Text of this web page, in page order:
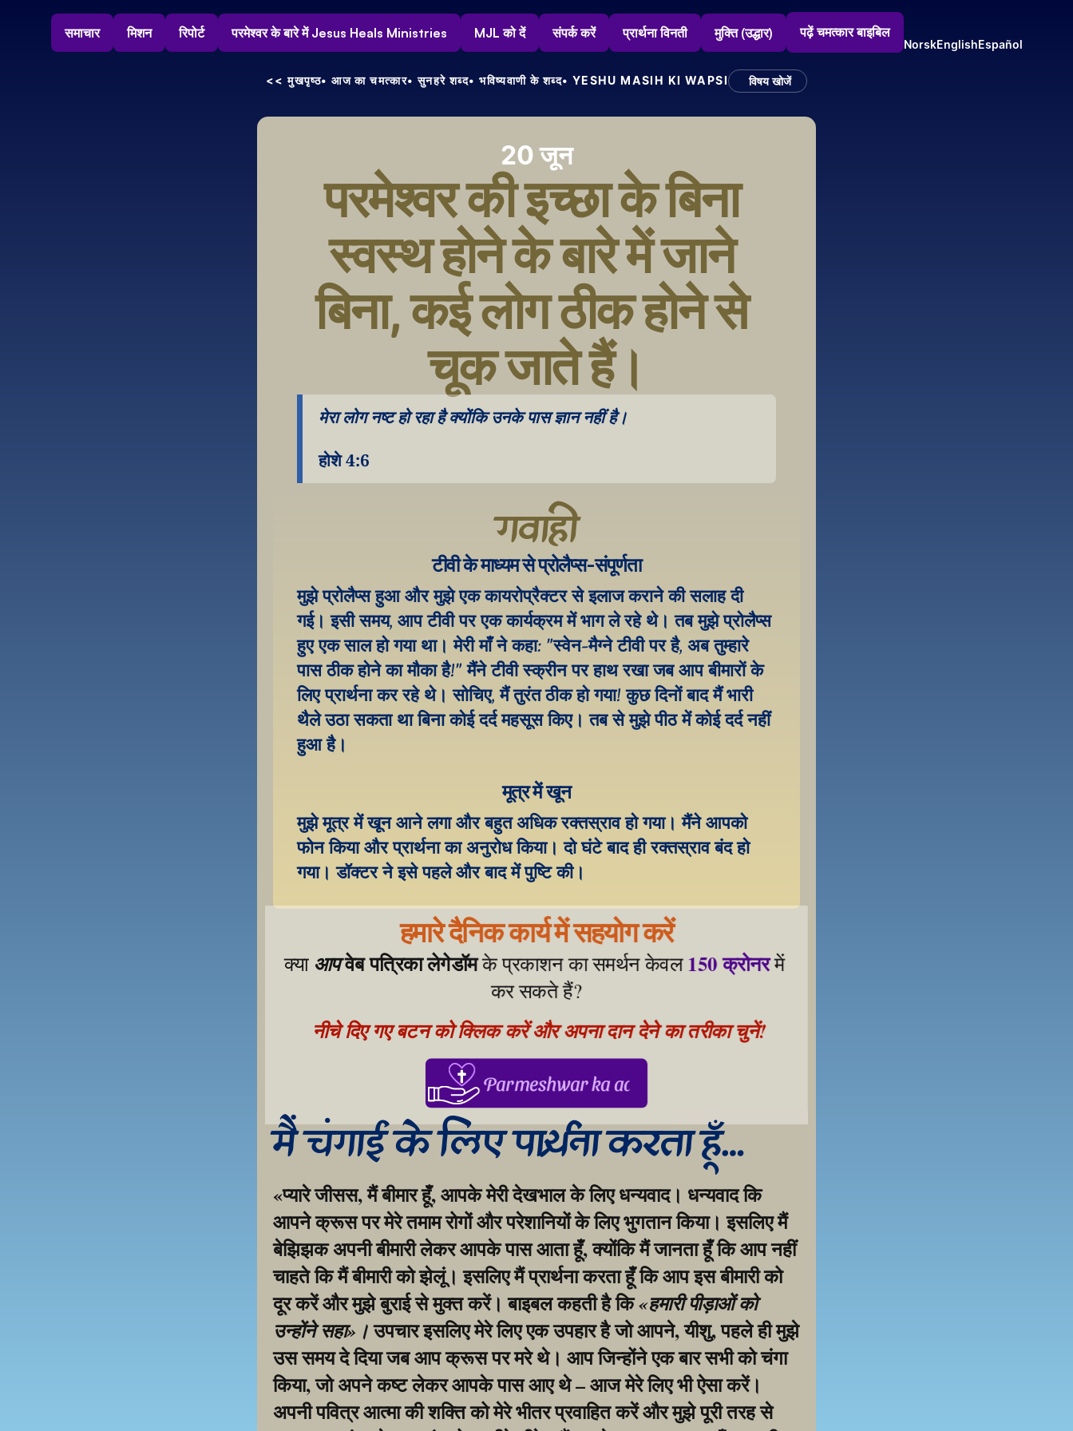
समाचार मिशन रिपोर्ट परमेश्वर के बारे में Jesus Heals Ministries MJL को दें संपर्क करें प्रार्थना विनती मुक्ति (उद्धार) पढ़ें चमत्कार बाइबिल
NorskEnglishEspañol
<< मुखपृष्ठ• आज का चमत्कार• सुनहरे शब्द• भविष्यवाणी के शब्द• YESHU MASIH KI WAPSI विषय खोजें
20 जून
परमेश्वर की इच्छा के बिना
स्वस्थ होने के बारे में जाने
बिना, कई लोग ठीक होने से
चूक जाते हैं।
मेरा लोग नष्ट हो रहा है क्योंकि उनके पास ज्ञान नहीं है।
होशे 4:6
गवाही
टीवी के माध्यम से प्रोलैप्स-संपूर्णता
मुझे प्रोलैप्स हुआ और मुझे एक कायरोप्रैक्टर से इलाज कराने की सलाह दी
गई। इसी समय, आप टीवी पर एक कार्यक्रम में भाग ले रहे थे। तब मुझे प्रोलैप्स
हुए एक साल हो गया था। मेरी माँ ने कहा: "स्वेन-मैग्ने टीवी पर है, अब तुम्हारे
पास ठीक होने का मौका है!" मैंने टीवी स्क्रीन पर हाथ रखा जब आप बीमारों के
लिए प्रार्थना कर रहे थे। सोचिए, मैं तुरंत ठीक हो गया! कुछ दिनों बाद मैं भारी
थैले उठा सकता था बिना कोई दर्द महसूस किए। तब से मुझे पीठ में कोई दर्द नहीं
हुआ है।
मूत्र में खून
मुझे मूत्र में खून आने लगा और बहुत अधिक रक्तस्राव हो गया। मैंने आपको
फोन किया और प्रार्थना का अनुरोध किया। दो घंटे बाद ही रक्तस्राव बंद हो
गया। डॉक्टर ने इसे पहले और बाद में पुष्टि की।
हमारे दैनिक कार्य में सहयोग करें
क्या आपवेब पत्रिका लेगेडॉम के प्रकाशन का समर्थन केवल 150 क्रोनर में
कर सकते हैं?
नीचे दिए गए बटन को क्लिक करें और अपना दान देने का तरीका चुनें!
Parmeshwar ka aabhar, aapke samarthan ke liye!
मैं चंगाई के लिए प्रार्थना करता हूँ…
«प्यारे जीसस, मैं बीमार हूँ, आपके मेरी देखभाल के लिए धन्यवाद। धन्यवाद कि
आपने क्रूस पर मेरे तमाम रोगों और परेशानियों के लिए भुगतान किया। इसलिए मैं
बेझिझक अपनी बीमारी लेकर आपके पास आता हूँ, क्योंकि मैं जानता हूँ कि आप नहीं
चाहते कि मैं बीमारी को झेलूं। इसलिए मैं प्रार्थना करता हूँ कि आप इस बीमारी को
दूर करें और मुझे बुराई से मुक्त करें। बाइबल कहती है कि «हमारी पीड़ाओं को
उन्होंने सहा»। उपचार इसलिए मेरे लिए एक उपहार है जो आपने, यीशु, पहले ही मुझे
उस समय दे दिया जब आप क्रूस पर मरे थे। आप जिन्होंने एक बार सभी को चंगा
किया, जो अपने कष्ट लेकर आपके पास आए थे – आज मेरे लिए भी ऐसा करें।
अपनी पवित्र आत्मा की शक्ति को मेरे भीतर प्रवाहित करें और मुझे पूरी तरह से